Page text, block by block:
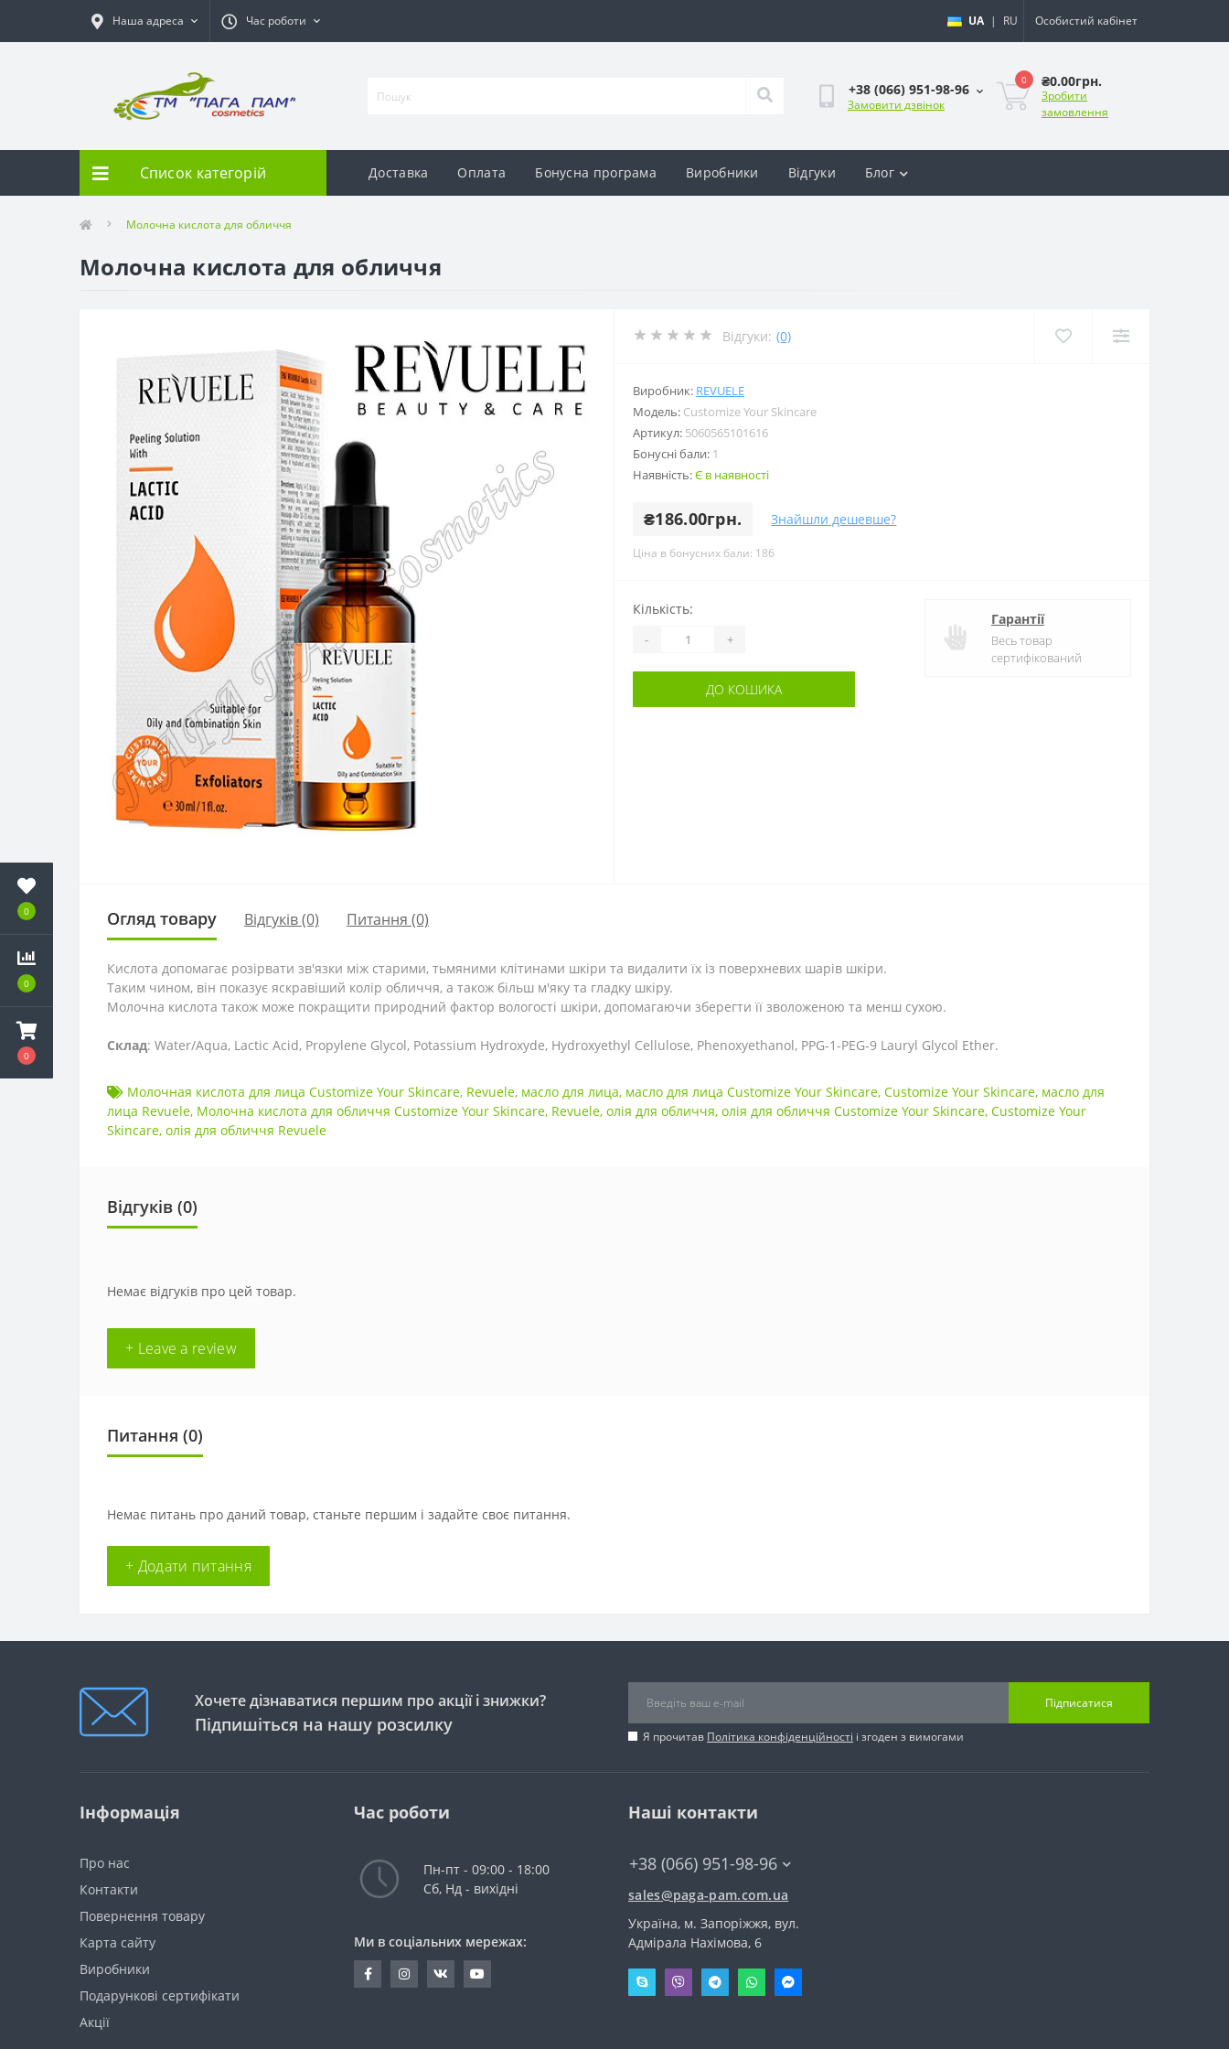
0
0
0
Наша адреса Час роботи UA | RU Особистий кабінет
+38 (066) 951-98-96
Замовити дзвінок
0 ₴0.00грн.
Зробити
замовлення
Список категорій Доставка Оплата Бонусна програма Виробники Відгуки Блог
Молочна кислота для обличчя
Молочна кислота для обличчя
Відгуки: (0)
Виробник: REVUELE
Модель: Customize Your Skincare
Артикул: 5060565101616
Бонусні бали: 1
Наявність:Є в наявності
₴186.00грн. Знайшли дешевше?
Ціна в бонусних бали: 186
Кількість:
- +
ДО КОШИКА
Гарантії
Весь товар
сертифікований
Огляд товару Відгуків (0) Питання (0)
Кислота допомагає розірвати зв'язки між старими, тьмяними клітинами шкіри та видалити їх із поверхневих шарів шкіри.
Таким чином, він показує яскравіший колір обличчя, а також більш м'яку та гладку шкіру.
Молочна кислота також може покращити природний фактор вологості шкіри, допомагаючи зберегти її зволоженою та менш сухою.
Склад: Water/Aqua, Lactic Acid, Propylene Glycol, Potassium Hydroxyde, Hydroxyethyl Cellulose, Phenoxyethanol, PPG-1-PEG-9 Lauryl Glycol Ether.
Молочная кислота для лица Customize Your Skincare, Revuele, масло для лица, масло для лица Customize Your Skincare, Customize Your Skincare, масло для
лица Revuele, Молочна кислота для обличчя Customize Your Skincare, Revuele, олія для обличчя, олія для обличчя Customize Your Skincare, Customize Your
Skincare, олія для обличчя Revuele
Відгуків (0)
Немає відгуків про цей товар.
+ Leave a review
Питання (0)
Немає питань про даний товар, станьте першим і задайте своє питання.
+ Додати питання
Хочете дізнаватися першим про акції і знижки?
Підпишіться на нашу розсилку
Підписатися
Я прочитав Політика конфіденційності і згоден з вимогами
Інформація
Про нас
Контакти
Повернення товару
Карта сайту
Виробники
Подарункові сертифікати
Акції
Час роботи
Пн-пт - 09:00 - 18:00
Сб, Нд - вихідні
Ми в соціальних мережах:
Наші контакти
+38 (066) 951-98-96
sales@paga-pam.com.ua
Україна, м. Запоріжжя, вул.
Адмірала Нахімова, 6